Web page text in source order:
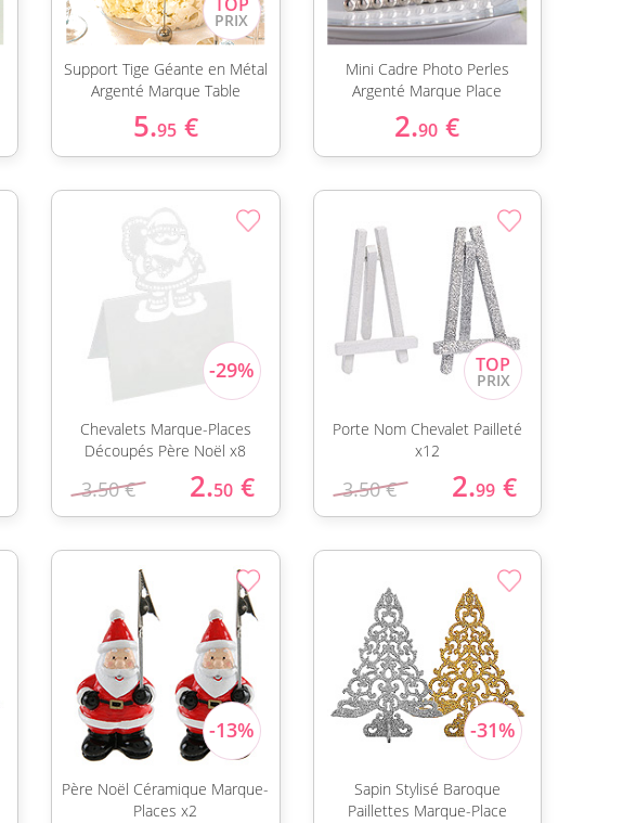
Support Tige Géante en Métal
Argenté Marque Table
5.95 €
Mini Cadre Photo Perles
Argenté Marque Place
2.90 €
Chevalets Marque-Places
Découpés Père Noël x8
3.50 € 2.50 €
Porte Nom Chevalet Pailleté
x12
3.50 € 2.99 €
Père Noël Céramique Marque-
Places x2
Sapin Stylisé Baroque
Paillettes Marque-Place